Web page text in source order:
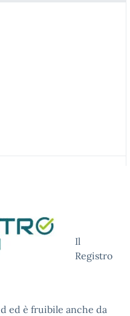
Il
Registro
ed è fruibile anche da